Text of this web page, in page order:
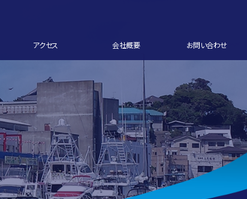
アクセス 会社概要 お問い合わせ